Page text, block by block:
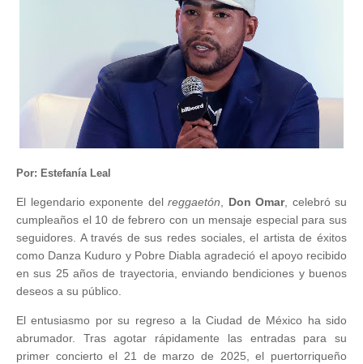
Por: Estefanía Leal
El legendario exponente del reggaetón, Don Omar, celebró su
cumpleaños el 10 de febrero con un mensaje especial para sus
seguidores. A través de sus redes sociales, el artista de éxitos
como Danza Kuduro y Pobre Diabla agradeció el apoyo recibido
en sus 25 años de trayectoria, enviando bendiciones y buenos
deseos a su público.
El entusiasmo por su regreso a la Ciudad de México ha sido
abrumador. Tras agotar rápidamente las entradas para su
primer concierto el 21 de marzo de 2025, el puertorriqueño